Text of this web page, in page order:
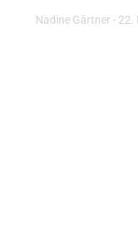
Nadine Gärtner - 22.